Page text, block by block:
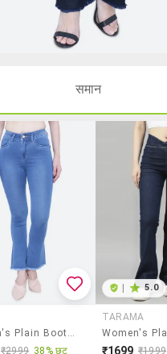
समान
Women's Plain Bootcut Jeans
₹2999 38% छूट
5.0
TARAMA
₹1699 ₹1999